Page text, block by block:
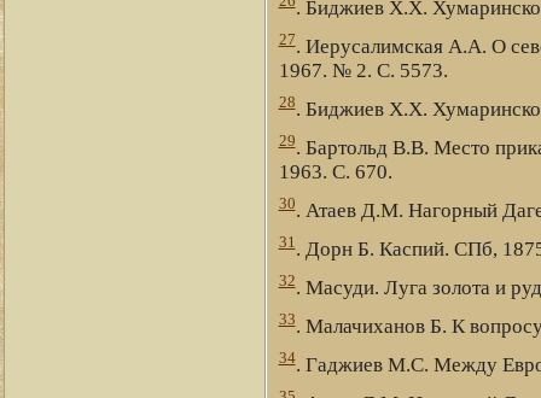
. Биджиев Х.Х.
27. Иерусалимская А.А. О
1967. № 2. С. 5573.
28. Биджиев Х.Х.
29. Бартольд В.В. Место
1963. С. 670.
30. Атаев Д.М. Нагорный
31. Дорн Б. Каспий. СПб,
32. Масуди. Луга золота и
33. Малачиханов Б. К
34. Гаджиев М.С. Между